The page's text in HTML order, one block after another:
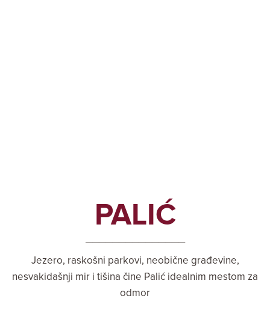
PALIĆ
_______________
Jezero, raskošni parkovi, neobične građevine,
nesvakidašnji mir i tišina čine Palić idealnim mestom za
odmor